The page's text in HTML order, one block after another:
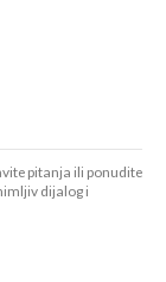
pitanja ili ponudite
dijalog i